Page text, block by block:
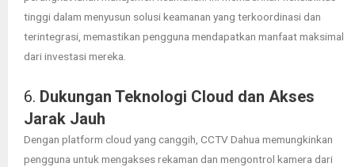
tinggi dalam menyusun solusi keamanan yang terkoordinasi dan
terintegrasi, memastikan pengguna mendapatkan manfaat maksimal
dari investasi mereka.
6. Dukungan Teknologi Cloud dan Akses
Jarak Jauh
Dengan platform cloud yang canggih, CCTV Dahua memungkinkan
pengguna untuk mengakses rekaman dan mengontrol kamera dari